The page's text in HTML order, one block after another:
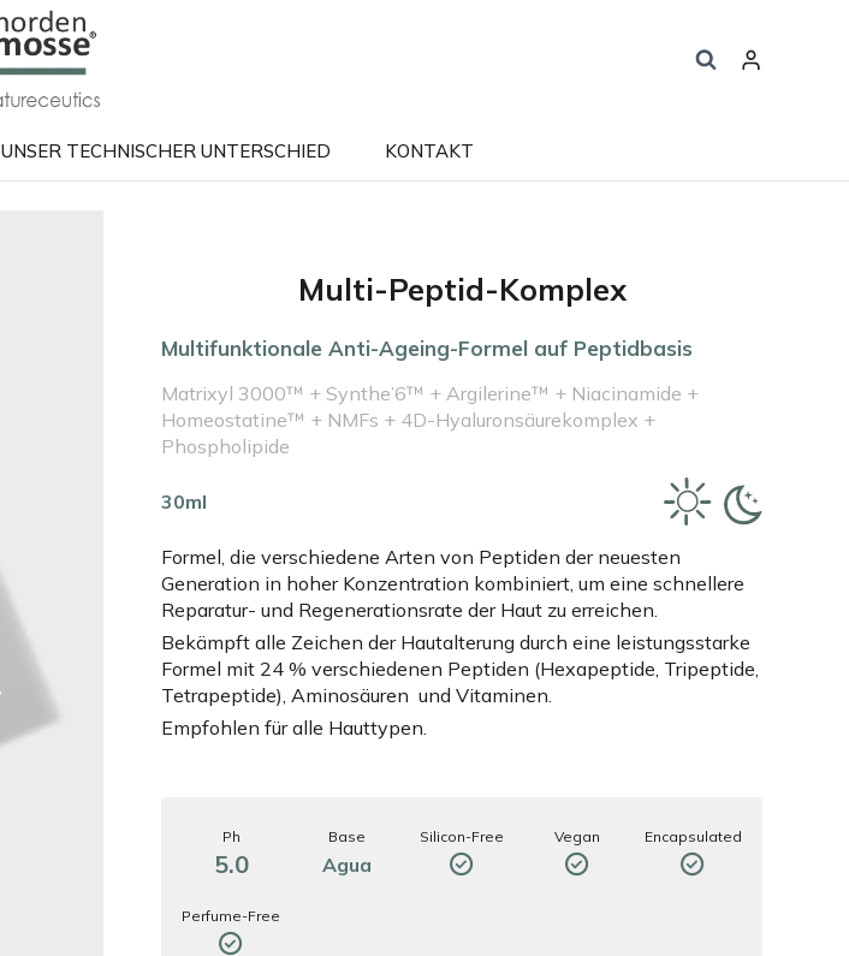
UNSER TECHNISCHER UNTERSCHIED KONTAKT
Multi-Peptid-Komplex
Multifunktionale Anti-Ageing-Formel auf Peptidbasis
Matrixyl 3000™ + Synthe’6™ + Argilerine™ + Niacinamide +
Homeostatine™ + NMFs + 4D-Hyaluronsäurekomplex +
Phospholipide
30ml
Formel, die verschiedene Arten von Peptiden der neuesten
Generation in hoher Konzentration kombiniert, um eine schnellere
Reparatur- und Regenerationsrate der Haut zu erreichen.
Bekämpft alle Zeichen der Hautalterung durch eine leistungsstarke
Formel mit 24 % verschiedenen Peptiden (Hexapeptide, Tripeptide,
Tetrapeptide), Aminosäuren und Vitaminen.
Empfohlen für alle Hauttypen.
Ph
5.0
Base
Agua
Silicon-Free Vegan Encapsulated
Perfume-Free